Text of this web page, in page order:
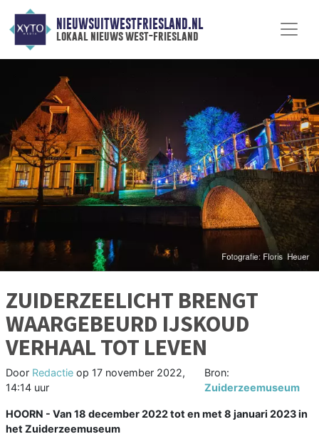
NIEUWSUITWESTFRIESLAND.NL
lokaal nieuws west-friesland
ZUIDERZEELICHT BRENGT
WAARGEBEURD IJSKOUD
VERHAAL TOT LEVEN
Door Redactie op 17 november 2022,
14:14 uur
Bron:
Zuiderzeemuseum
HOORN - Van 18 december 2022 tot en met 8 januari 2023 in
het Zuiderzeemuseum